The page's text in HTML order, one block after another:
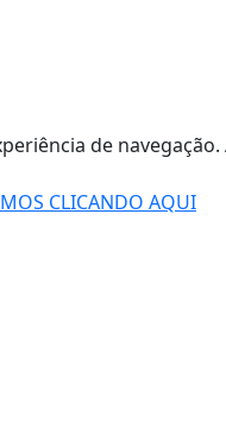
de
CLICANDO AQUI